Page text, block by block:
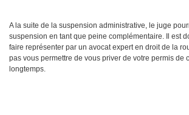
A la suite de la suspension administrative, le juge
suspension en tant que peine complémentaire. Il est
faire représenter par un avocat expert en droit de la
pas vous permettre de vous priver de votre permis de
longtemps.